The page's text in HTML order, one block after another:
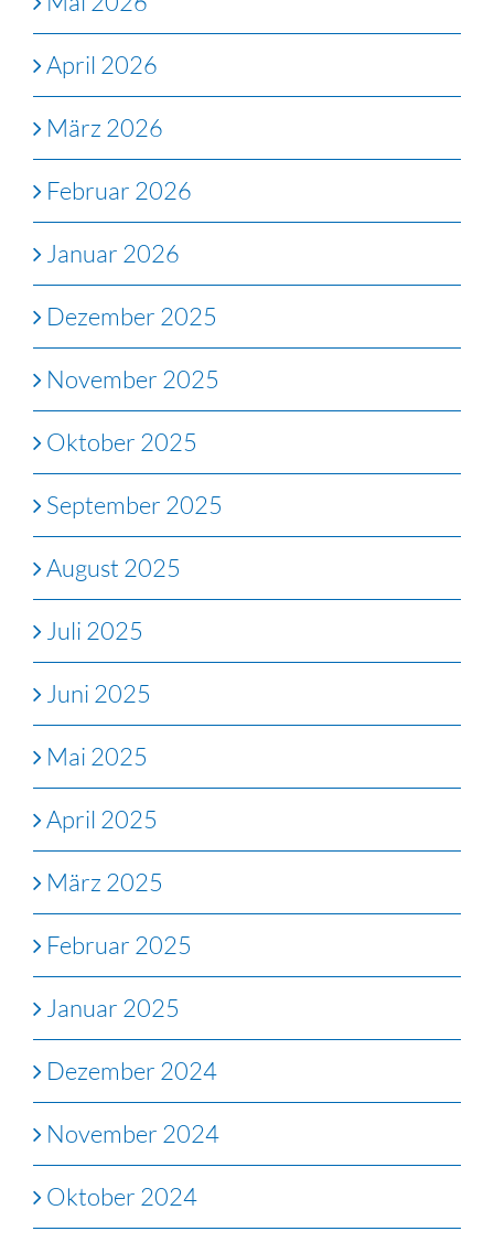
April 2026
März 2026
Februar 2026
Januar 2026
Dezember 2025
November 2025
Oktober 2025
September 2025
August 2025
Juli 2025
Juni 2025
Mai 2025
April 2025
März 2025
Februar 2025
Januar 2025
Dezember 2024
November 2024
Oktober 2024